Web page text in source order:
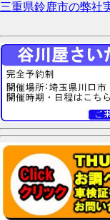
三重県鈴鹿市の弊社